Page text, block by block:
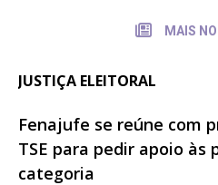
MAIS
JUSTIÇA ELEITORAL
Fenajufe se reúne com
TSE para pedir apoio às
categoria